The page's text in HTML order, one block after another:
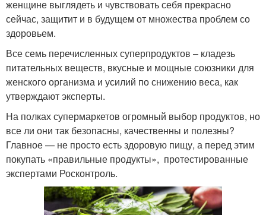
женщине выглядеть и чувствовать себя прекрасно
сейчас, защитит и в будущем от множества проблем со
здоровьем.
Все семь перечисленных суперпродуктов – кладезь
питательных веществ, вкусные и мощные союзники для
женского организма и усилий по снижению веса, как
утверждают эксперты.
На полках супермаркетов огромный выбор продуктов, но
все ли они так безопасны, качественны и полезны?
Главное — не просто есть здоровую пищу, а перед этим
покупать «правильные продукты», протестированные
экспертами Росконтроль.